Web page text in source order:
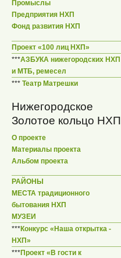
Промыслы
Предприятия НХП
Фонд развития НХП
Проект «100 лиц НХП»
***АЗБУКА нижегородских НХП
и МТБ, ремесел
*** Театр Матрешки
Нижегородское
Золотое кольцо НХП
О проекте
Материалы проекта
Альбом проекта
РАЙОНЫ
МЕСТА традиционного
бытования НХП
МУЗЕИ
***Конкурс «Наша открытка -
НХП»
***Проект «В гости к